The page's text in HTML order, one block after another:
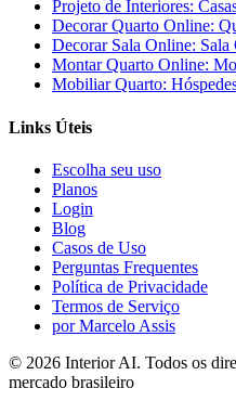
Projeto de Interiores:
Decorar Quarto Online:
Decorar Sala Online: Sala
Montar Quarto Online:
Mobiliar Quarto:
Links Úteis
Escolha seu uso
Planos
Login
Blog
Casos de Uso
Perguntas Frequentes
Política de Privacidade
Termos de Serviço
por Marcelo Assis
© 2026 Interior AI. Todos os
mercado brasileiro